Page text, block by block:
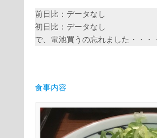
前日比：データなし
初日比：データなし
で、電池買うの忘れました・・・
食事内容